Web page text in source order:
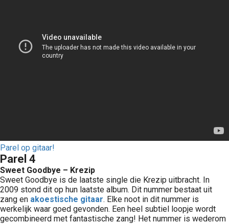
Parel op gitaar!
Parel 4
Sweet Goodbye – Krezip
Sweet Goodbye is de laatste single die Krezip uitbracht. In
2009 stond dit op hun laatste album. Dit nummer bestaat uit
zang en akoestische gitaar. Elke noot in dit nummer is
werkelijk waar goed gevonden. Een heel subtiel loopje wordt
gecombineerd met fantastische zang! Het nummer is wederom